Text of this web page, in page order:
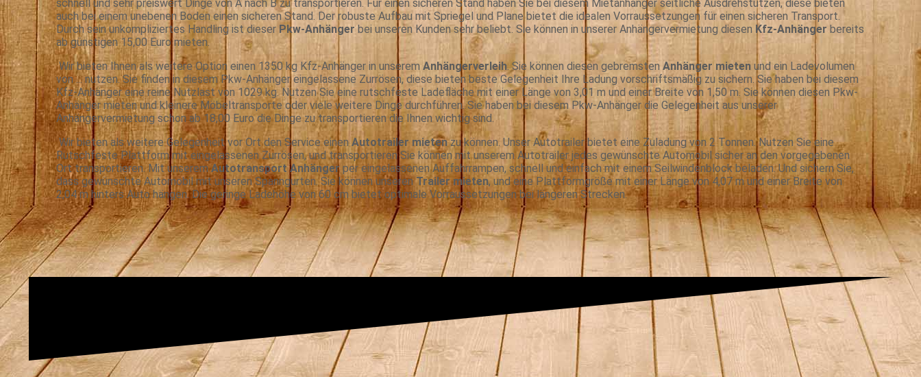
schnell und sehr preiswert Dinge von A nach B zu transportieren. Für einen sicheren Stand haben Sie bei diesem Mietanhänger seitliche Ausdrehstützen, diese bieten
auch bei einem unebenen Boden einen sicheren Stand. Der robuste Aufbau mit Spriegel und Plane bietet die idealen Vorraussetzungen für einen sicheren Transport.
Durch sein unkompliziertes Handling ist dieser Pkw-Anhängerbei unseren Kunden sehr beliebt. Sie können in unserer Anhängervermietung diesen Kfz-Anhänger bereits
ab günstigen 15,00 Euro mieten.
Wir bieten Ihnen als weitere Option einen 1350 kg Kfz-Anhänger in unserem Anhängerverleih . Sie können diesen gebremsten Anhänger mieten und ein Ladevolumen
von ... nutzen. Sie finden in diesem Pkw-Anhänger eingelassene Zurrösen, diese bieten beste Gelegenheit Ihre Ladung vorschriftsmäßig zu sichern. Sie haben bei diesem
Kfz-Anhänger eine reine Nutzlast von 1029 kg. Nutzen Sie eine rutschfeste Ladefläche mit einer Länge von 3,01 m und einer Breite von 1,50 m. Sie können diesen Pkw-
Anhänger mieten und kleinere Möbeltransporte oder viele weitere Dinge durchführen. Sie haben bei diesem Pkw-Anhänger die Gelegenheit aus unserer
Anhängervermietung schon ab 18,00 Euro die Dinge zu transportieren die Ihnen wichtig sind.
Wir bieten als weitere Gelegenheit vor Ort den Service einenAutotrailer mietenzu können. Unser Autotrailer bietet eine Zuladung von 2 Tonnen. Nutzen Sie eine
Rutschfeste Plattform mit eingelassenen Zurrösen, und transportieren Sie können mit unserem Autotrailer jedes gewünschte Automobil sicher an den vorgegebenen
Ort transportieren. Mit unseremAutotransport Anhänger per eingelassenen Auffahrrampen, schnell und einfach mit einem Seilwindenblock beladen. Und sichern Sie,
dass gewünschte Automobil mit unseren Spanngurten. Sie können unseren Trailer mieten, und eine Plattformgröße mit einer Länge von 4,07 m und einer Breite von
2,04 m hinters Auto hängen. Die geringe Ladehöhe von 60 cm bietet optimale Vorraussetzungen bei längeren Strecken.